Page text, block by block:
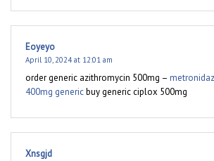
Eoyeyo
April 10, 2024 at 12:01 am
order generic azithromycin 500mg –
400mg genericbuy generic ciplox 500mg
Xnsgjd